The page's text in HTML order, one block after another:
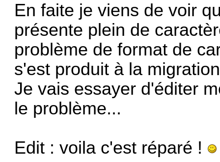
En faite je viens de voir
présente plein de
problème de format de
s'est produit à la
Je vais essayer d'éditer
le problème...
Edit : voila c'est réparé !